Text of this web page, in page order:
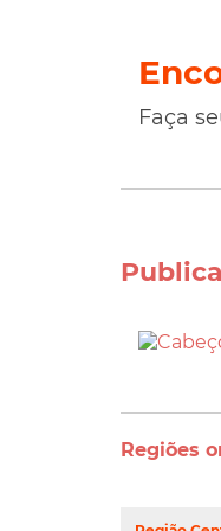
Faça
Regiões